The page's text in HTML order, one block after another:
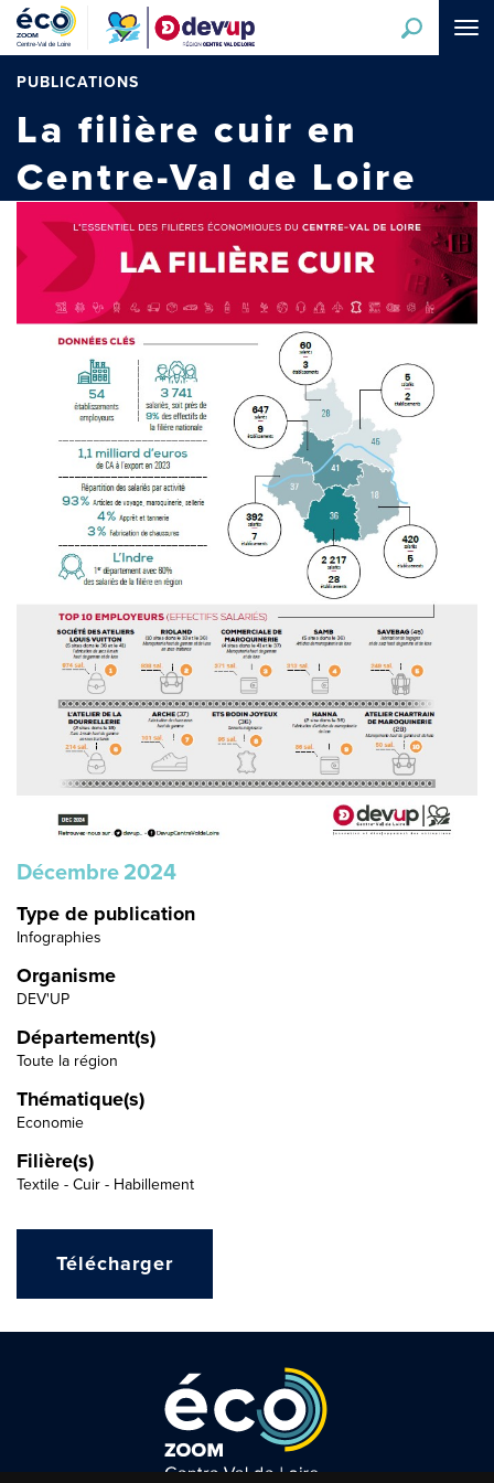
Aller
contenu
principal
PUBLICATIONS
La filière cuir en
Centre-Val de Loire
Décembre2024
Type de publication
Infographies
Organisme
DEV'UP
Département(s)
Toute la région
Thématique(s)
Economie
Filière(s)
Textile - Cuir - Habillement
Télécharger